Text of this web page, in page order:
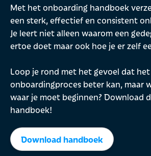
Met het onboarding handboek
een sterk, effectief en consistent
Je leert niet alleen waarom een
ertoe doet maar ook hoe je er zelf
Loop je rond met het gevoel dat het
onboardingproces beter kan, maar
waar je moet beginnen? Download
handboek!
Download handboek